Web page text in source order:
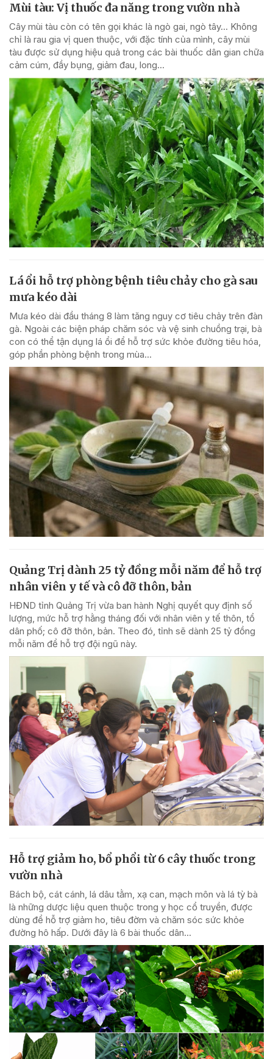
Mùi tàu: Vị thuốc đa năng trong vườn nhà
Cây mùi tàu còn có tên gọi khác là ngò gai, ngò tây… Không
chỉ là rau gia vị quen thuộc, với đặc tính của mình, cây mùi
tàu được sử dụng hiệu quả trong các bài thuốc dân gian chữa
cảm cúm, đầy bụng, giảm đau, long...
Lá ổi hỗ trợ phòng bệnh tiêu chảy cho gà sau
mưa kéo dài
Mưa kéo dài đầu tháng 8 làm tăng nguy cơ tiêu chảy trên đàn
gà. Ngoài các biện pháp chăm sóc và vệ sinh chuồng trại, bà
con có thể tận dụng lá ổi để hỗ trợ sức khỏe đường tiêu hóa,
góp phần phòng bệnh trong mùa...
Quảng Trị dành 25 tỷ đồng mỗi năm để hỗ trợ
nhân viên y tế và cô đỡ thôn, bản
HĐND tỉnh Quảng Trị vừa ban hành Nghị quyết quy định số
lượng, mức hỗ trợ hằng tháng đối với nhân viên y tế thôn, tổ
dân phố; cô đỡ thôn, bản. Theo đó, tỉnh sẽ dành 25 tỷ đồng
mỗi năm để hỗ trợ đội ngũ này.
Hỗ trợ giảm ho, bổ phổi từ 6 cây thuốc trong
vườn nhà
Bách bộ, cát cánh, lá dâu tằm, xạ can, mạch môn và lá tỳ bà
là những dược liệu quen thuộc trong y học cổ truyền, được
dùng để hỗ trợ giảm ho, tiêu đờm và chăm sóc sức khỏe
đường hô hấp. Dưới đây là 6 bài thuốc dân...